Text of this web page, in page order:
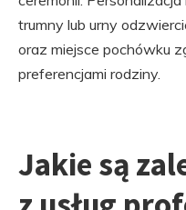
trumny lub urny
oraz miejsce pochówku
preferencjami rodziny.
Jakie są